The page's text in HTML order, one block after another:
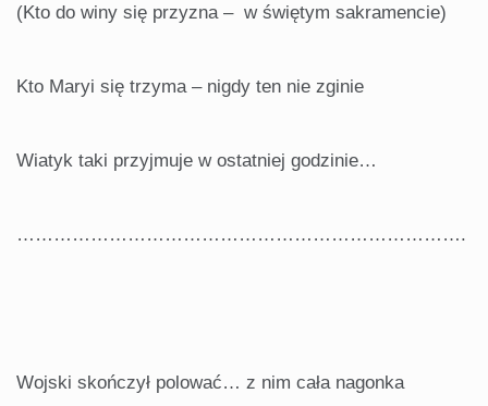
(Kto do winy się przyzna – w świętym sakramencie)
Kto Maryi się trzyma – nigdy ten nie zginie
Wiatyk taki przyjmuje w ostatniej godzinie…
……………………………………………………………….
Wojski skończył polować… z nim cała nagonka